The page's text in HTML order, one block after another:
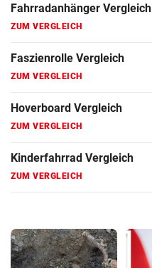
Fahrradanhänger Vergleich
ZUM VERGLEICH
Faszienrolle Vergleich
ZUM VERGLEICH
Hoverboard Vergleich
ZUM VERGLEICH
Kinderfahrrad Vergleich
ZUM VERGLEICH